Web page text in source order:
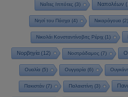
Ναΐτες Ιππότες (3) Ναπολέων
Νησί του Πάσχα(4) Νικαράγουα(2)
Νικολάι Κονσταντίνοβιτς Ρέριχ(1)
Νορβηγία(12) Νοστράδαμος (7)
Ουαλία(5) Ουγγαρία(6)
Πακιστάν(7) Παλαιστίνη (3)